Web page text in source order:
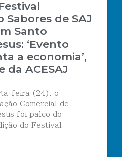
Sabores de SAJ
Santo
‘Evento
a economia’,
da ACESAJ
feira (24), o
Comercial de
foi palco do
do Festival